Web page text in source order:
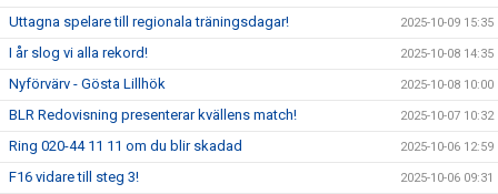
Uttagna spelare till regionala träningsdagar! 2025-10-09 15:35
I år slog vi alla rekord! 2025-10-08 14:35
Nyförvärv - Gösta Lillhök 2025-10-08 10:00
BLR Redovisning presenterar kvällens match! 2025-10-07 10:32
Ring 020-44 11 11 om du blir skadad 2025-10-06 12:59
F16 vidare till steg 3! 2025-10-06 09:31